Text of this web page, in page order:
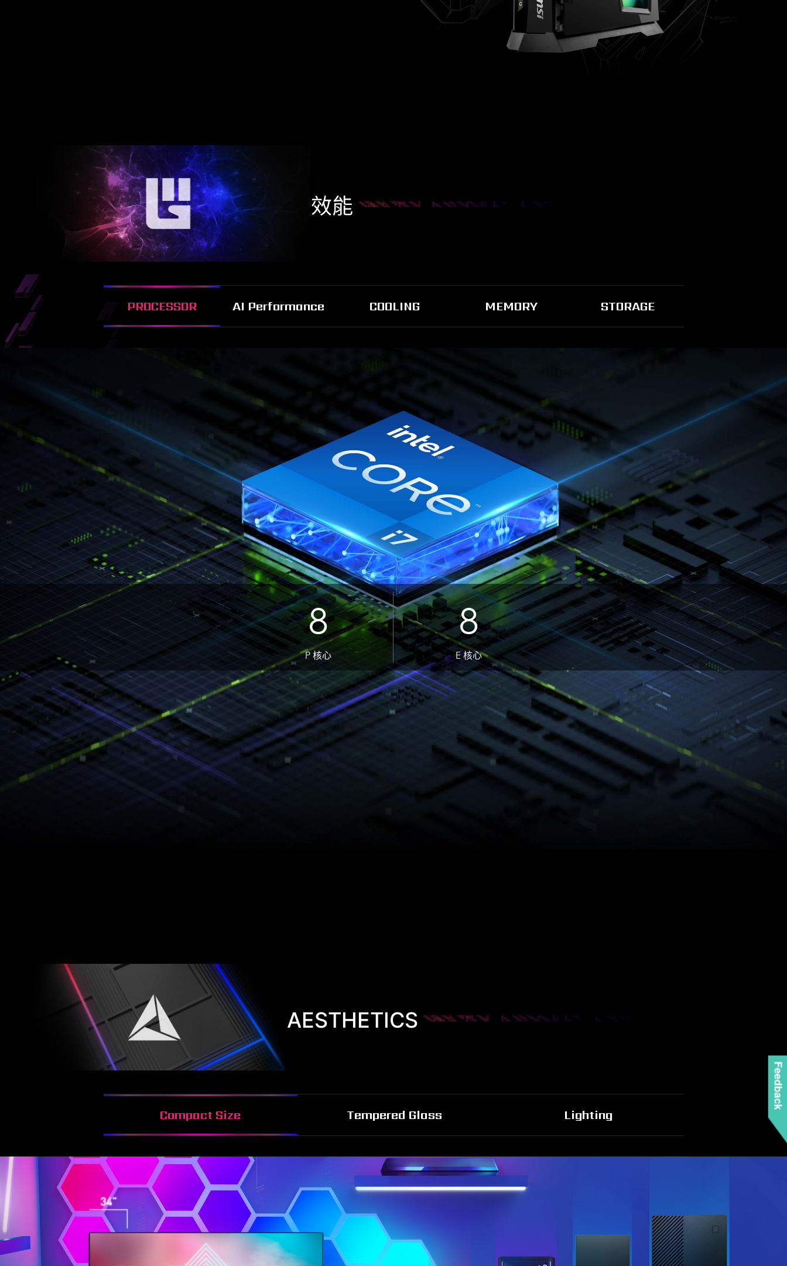
效能
PROCESSOR AI Performance COOLING MEMORY STORAGE
8
P 核心
8
E 核心
NVIDIA DLSS 3
最高 FPS。最高畫質。採用人工智慧技術。
DLSS 是在人工智慧圖形方面的一個革命性突破，它可以大幅提升效能。由 GeForce RTX 40 系列 GPU 上全新第四代 Tensor Cores 和 Optical Flow Accelerator 驅動，
DLSS 3 利用人工智慧來創建額外的畫格數並提升圖像品質。
寂靜風暴冷卻系統
為了獲得傑出的效能表現，微星電競桌機擁有獨家設計的
「寂靜風暴冷卻系統」，採用分離氣室設計，單獨處理系
統中的不同零組件，獨特的設計可確保系統溫度保持最佳
狀態。
更快更強
透過DDR4 3200內存記憶體，享受更強大的性能，感受前
所未有的遊戲體驗。
讀 24%
DDR4-2666
寫
DDR4-3200
22%
DDR4-2666
無與倫比的速度
全新微星電競主機內建最新PCIe Gen 4.0頻寬。提供高達7,000MB /
s的讀取速度，提供比PCIe Gen 3.0快2倍速度，確保遊戲玩家不會
浪費任何時間。
* 實際數據傳輸速度因設備而異
AESTHETICS
Compact Size Tempered Glass Lighting
自訂你的炫彩裝備
Feedback